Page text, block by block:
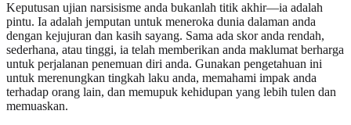
Keputusan ujian narsisisme anda bukanlah titik akhir—ia adalah
pintu. Ia adalah jemputan untuk meneroka dunia dalaman anda
dengan kejujuran dan kasih sayang. Sama ada skor anda rendah,
sederhana, atau tinggi, ia telah memberikan anda maklumat berharga
untuk perjalanan penemuan diri anda. Gunakan pengetahuan ini
untuk merenungkan tingkah laku anda, memahami impak anda
terhadap orang lain, dan memupuk kehidupan yang lebih tulen dan
memuaskan.